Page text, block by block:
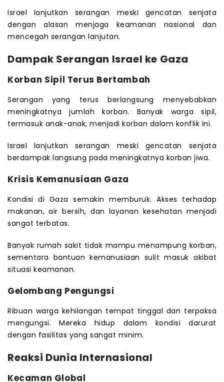
Israel lanjutkan serangan meski gencatan senjata
dengan alasan menjaga keamanan nasional dan
mencegah serangan lanjutan.
Dampak Serangan Israel ke Gaza
Korban Sipil Terus Bertambah
Serangan yang terus berlangsung menyebabkan
meningkatnya jumlah korban. Banyak warga sipil,
termasuk anak-anak, menjadi korban dalam konflik ini.
Israel lanjutkan serangan meski gencatan senjata
berdampak langsung pada meningkatnya korban jiwa.
Krisis Kemanusiaan Gaza
Kondisi di Gaza semakin memburuk. Akses terhadap
makanan, air bersih, dan layanan kesehatan menjadi
sangat terbatas.
Banyak rumah sakit tidak mampu menampung korban,
sementara bantuan kemanusiaan sulit masuk akibat
situasi keamanan.
Gelombang Pengungsi
Ribuan warga kehilangan tempat tinggal dan terpaksa
mengungsi. Mereka hidup dalam kondisi darurat
dengan fasilitas yang sangat minim.
Reaksi Dunia Internasional
Kecaman Global